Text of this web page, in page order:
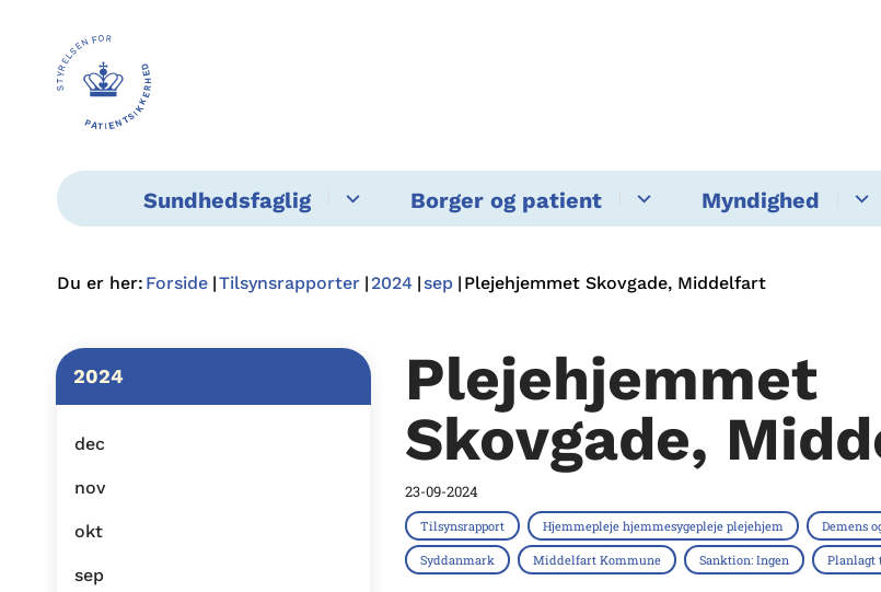
Sundhedsfaglig Borger og patient Myndighed
Du er her: Forside Tilsynsrapporter 2024 sep Plejehjemmet Skovgade, Middelfart
2024
dec
nov
okt
sep
Plejehjemmet
Skovgade,
23-09-2024
Tilsynsrapport Hjemmepleje hjemmesygepleje plejehjem Demens
Syddanmark Middelfart Kommune Sanktion: Ingen Planlagt